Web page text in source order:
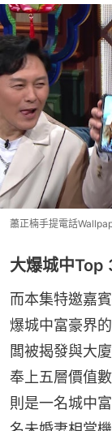
蕭正楠手提電話
大爆城中Top
而本集特邀嘉
爆城中富豪界
闆被揭發與大
奉上五層價值
則是一名城中